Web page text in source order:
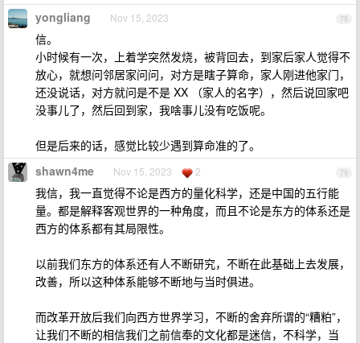
78
yongliang Nov 15, 2023
信。
小时候有一次，上着学突然发烧，被背回去，到家后家人觉得不
放心，就想问邻居家问问，对方是瞎子算命，家人刚进他家门，
还没说话，对方就问是不是 XX （家人的名字），然后说回家吧
没事儿了，然后回到家，我啥事儿没有吃饭呢。
但是后来的话，感觉比较少遇到算命准的了。
79
shawn4me Nov 15, 2023 2
我信，我一直觉得不论是西方的量化科学，还是中国的五行能
量。都是解释客观世界的一种角度，而且不论是东方的体系还是
西方的体系都有其局限性。
以前我们东方的体系还有人不断研究，不断在此基础上去发展，
改善，所以这种体系能够不断地与当时俱进。
而改革开放后我们向西方世界学习，不断的舍弃所谓的“糟粕”，
让我们不断的相信我们之前信奉的文化都是迷信，不科学，当